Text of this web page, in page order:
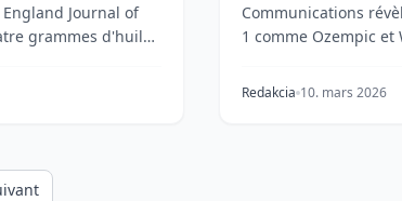
England Journal of
grammes d'huile
Communications
1 comme Ozempic
Redakcia 10. mars 2026